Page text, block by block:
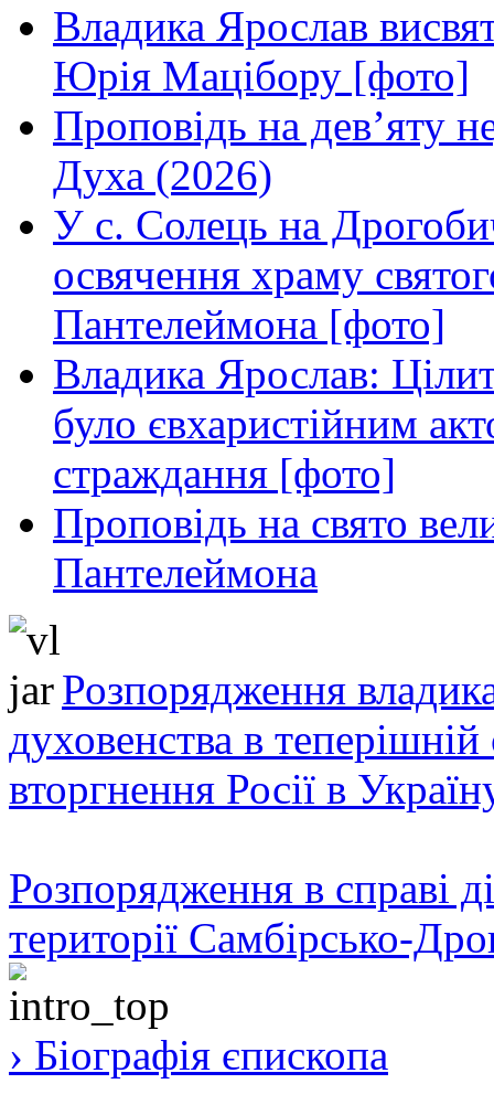
Владика Ярослав
Юрія Мацібору [фото]
Проповідь на дев’яту
Духа (2026)
У с. Солець на
освячення храму
Пантелеймона [фото]
Владика Ярослав:
було євхаристійним
страждання [фото]
Проповідь на свято
Пантелеймона
Розпорядження
духовенства в теперішній
вторгнення Росії в
Розпорядження в справі
території Самбірсько-
› Біографія єпископа